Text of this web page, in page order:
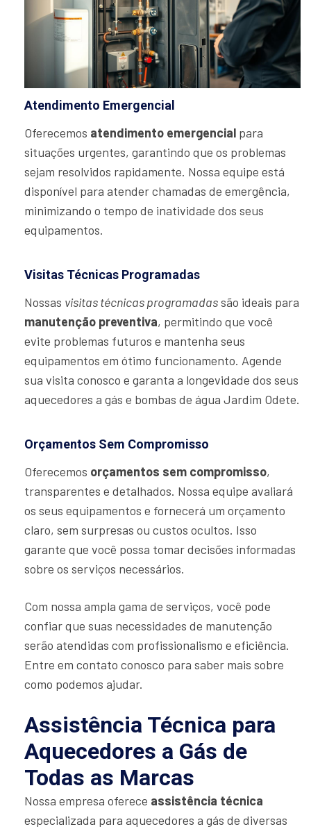
Atendimento Emergencial
Oferecemos atendimento emergencial para
situações urgentes, garantindo que os problemas
sejam resolvidos rapidamente. Nossa equipe está
disponível para atender chamadas de emergência,
minimizando o tempo de inatividade dos seus
equipamentos.
Visitas Técnicas Programadas
Nossas visitas técnicas programadassão ideais para
manutenção preventiva, permitindo que você
evite problemas futuros e mantenha seus
equipamentos em ótimo funcionamento. Agende
sua visita conosco e garanta a longevidade dos seus
aquecedores a gás e bombas de água Jardim Odete.
Orçamentos Sem Compromisso
Oferecemos orçamentos sem compromisso,
transparentes e detalhados. Nossa equipe avaliará
os seus equipamentos e fornecerá um orçamento
claro, sem surpresas ou custos ocultos. Isso
garante que você possa tomar decisões informadas
sobre os serviços necessários.
Com nossa ampla gama de serviços, você pode
confiar que suas necessidades de manutenção
serão atendidas com profissionalismo e eficiência.
Entre em contato conosco para saber mais sobre
como podemos ajudar.
Assistência Técnica para
Aquecedores a Gás de
Todas as Marcas
Nossa empresa oferece assistência técnica
especializada para aquecedores a gás de diversas